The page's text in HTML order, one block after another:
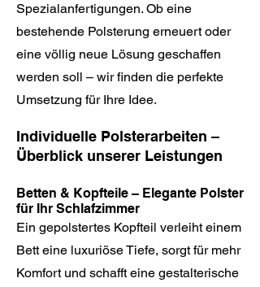
Spezialanfertigungen. Ob eine
bestehende Polsterung erneuert oder
eine völlig neue Lösung geschaffen
werden soll – wir finden die perfekte
Umsetzung für Ihre Idee.
Individuelle Polsterarbeiten –
Überblick unserer Leistungen​
Betten & Kopfteile – Elegante Polster
für Ihr Schlafzimmer
Ein gepolstertes Kopfteil verleiht einem
Bett eine luxuriöse Tiefe, sorgt für mehr
Komfort und schafft eine gestalterische